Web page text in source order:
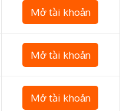
Mở tài khoản
Mở tài khoản
Mở tài khoản